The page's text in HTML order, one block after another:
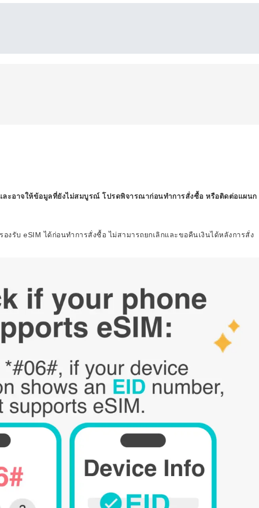
ะอาจให้ข้อมูลที่ยังไม่สมบูรณ์ โปรดพิจารณาก่อนทำการสั่งซื้อ หรือติดต่อแผนก
งรับ eSIM ได้ก่อนทำการสั่งซื้อ ไม่สามารถยกเลิกและขอคืนเงินได้หลังการสั่ง